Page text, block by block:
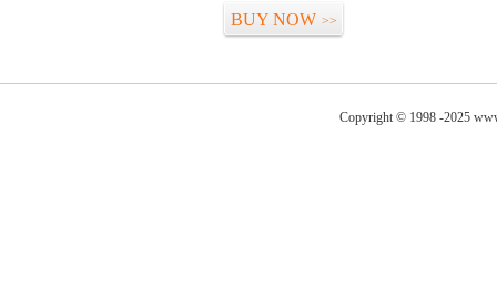
BUY NOW >>
Copyright © 1998 -2025